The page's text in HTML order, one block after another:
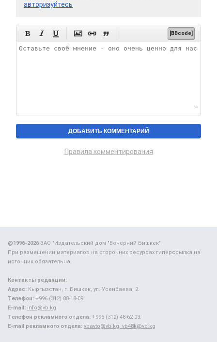
авторизуйтесь
      [BBcode]
Правила комментирования
@1996-2026ЗАО "Издательский дом "Вечерний Бишкек"
При размещении материалов на сторонних ресурсах гиперссылка на
источник обязательна.
Контакты редакции:
Адрес: Кыргызстан, г. Бишкек, ул. Усенбаева, 2.
Телефон: +996 (312) 88-18-09.
E-mail: info@vb.kg
Телефон рекламного отдела: +996 (312) 48-62-03.
E-mail рекламного отдела: vbavto@vb.kg, vb48k@vb.kg